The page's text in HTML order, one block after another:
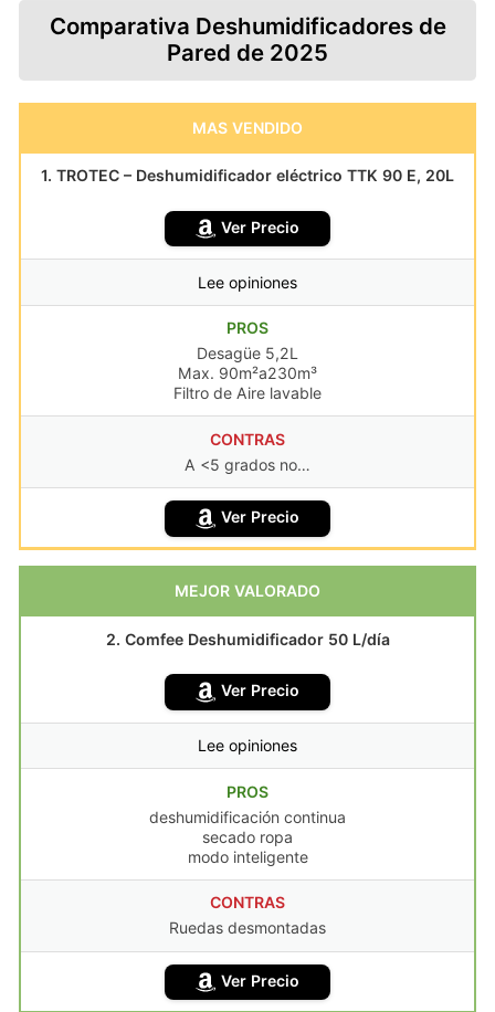
Comparativa Deshumidificadores de
Pared de 2025
MAS VENDIDO
1. TROTEC – Deshumidificador eléctrico TTK 90 E, 20L
Ver Precio
Lee opiniones
PROS
Desagüe 5,2L
Max. 90m²a230m³
Filtro de Aire lavable
CONTRAS
A <5 grados no…
Ver Precio
MEJOR VALORADO
2. Comfee Deshumidificador 50 L/día
Ver Precio
Lee opiniones
PROS
deshumidificación continua
secado ropa
modo inteligente
CONTRAS
Ruedas desmontadas
Ver Precio